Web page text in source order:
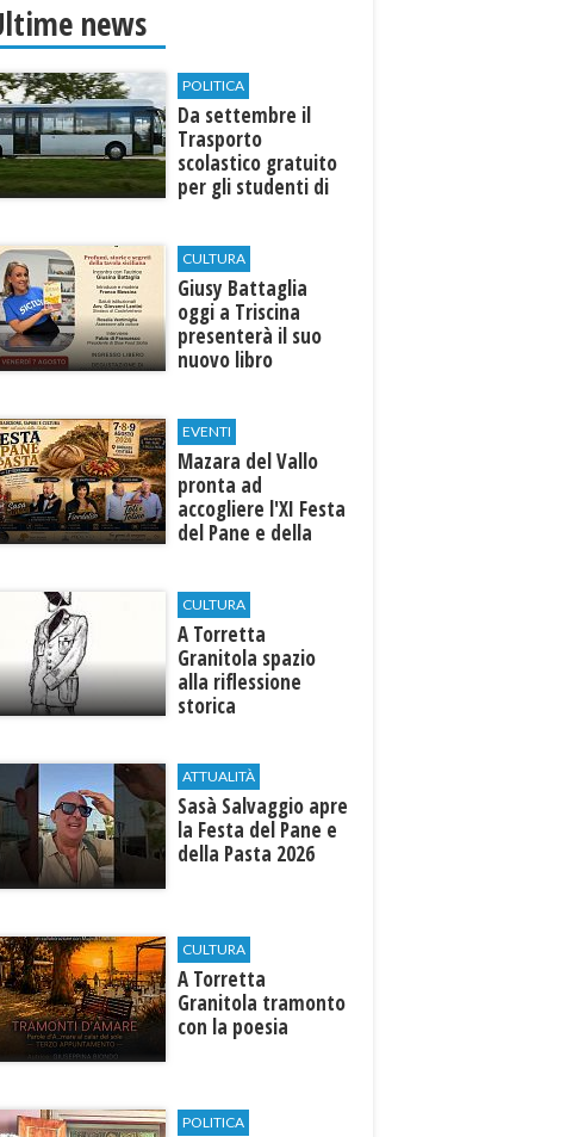
news
POLITICA
Da settembre il
Trasporto
scolastico gratuito
per gli studenti di
CULTURA
Giusy Battaglia
oggi a Triscina
presenterà il suo
nuovo libro
EVENTI
Mazara del Vallo
pronta ad
accogliere l'XI Festa
del Pane e della
CULTURA
​A Torretta
Granitola spazio
alla riflessione
storica
ATTUALITÀ
Sasà Salvaggio apre
la Festa del Pane e
della Pasta 2026
CULTURA
​A Torretta
Granitola tramonto
con la poesia
POLITICA